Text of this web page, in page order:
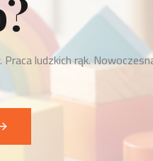
to odpowiedź na